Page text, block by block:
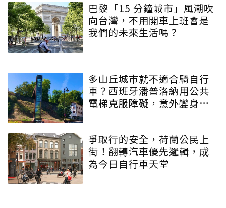
巴黎「15 分鐘城市」風潮吹
向台灣，不用開車上班會是
我們的未來生活嗎？
多山丘城市就不適合騎自行
車？西班牙潘普洛納用公共
電梯克服障礙，意外變身自
爭取行的安全，荷蘭公民上
街！翻轉汽車優先邏輯，成
為今日自行車天堂